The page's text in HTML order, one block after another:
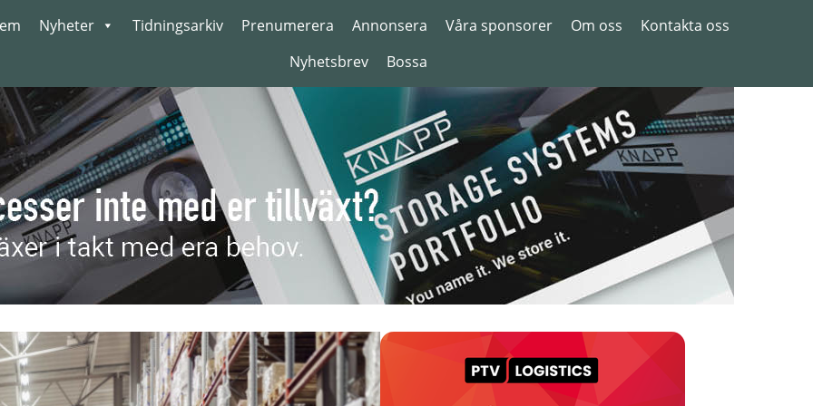
Nyheter Tidningsarkiv Prenumerera Annonsera Våra sponsorer Om oss
Kontakta oss
Nyhetsbrev
Bossa